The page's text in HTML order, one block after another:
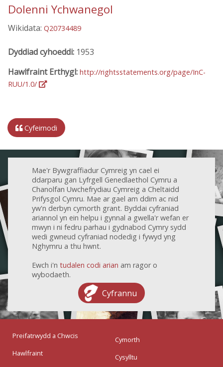
Dolenni Ychwanegol
Wikidata: Q20734489
Dyddiad cyhoeddi: 1953
Hawlfraint Erthygl: http://rightsstatements.org/page/InC-
RUU/1.0/
Cyfeirnodi
Mae'r Bywgraffiadur Cymreig yn cael ei
ddarparu gan Lyfrgell Genedlaethol Cymru a
Chanolfan Uwchefrydiau Cymreig a Cheltaidd
Prifysgol Cymru. Mae ar gael am ddim ac nid
yw'n derbyn cymorth grant. Byddai cyfraniad
ariannol yn ein helpu i gynnal a gwella'r wefan er
mwyn i ni fedru parhau i gydnabod Cymry sydd
wedi gwneud cyfraniad nodedig i fywyd yng
Nghymru a thu hwnt.
Ewch i'n tudalen codi arian am ragor o
wybodaeth.
Cyfrannu
Preifatrwydd a Chwcis
Hawlfraint
Cymorth
Cysylltu